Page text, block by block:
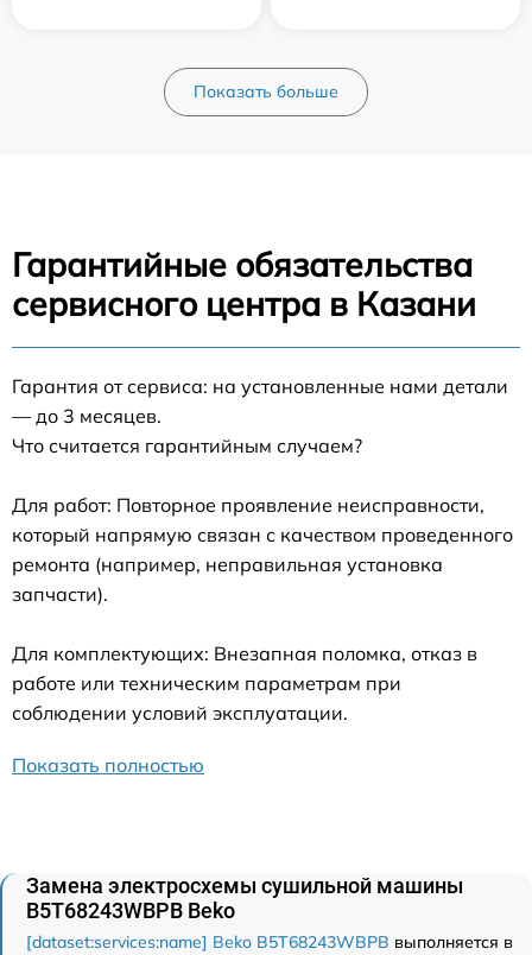
Показать больше
Гарантийные обязательства
сервисного центра в Казани
Гарантия от сервиса: на установленные нами детали
— до 3 месяцев.
Что считается гарантийным случаем?
Для работ: Повторное проявление неисправности,
который напрямую связан с качеством проведенного
ремонта (например, неправильная установка
запчасти).
Для комплектующих: Внезапная поломка, отказ в
работе или техническим параметрам при
соблюдении условий эксплуатации.
Показать полностью
Замена электросхемы сушильной машины
B5T68243WBPB Beko
[dataset:services:name] Beko B5T68243WBPB выполняется в